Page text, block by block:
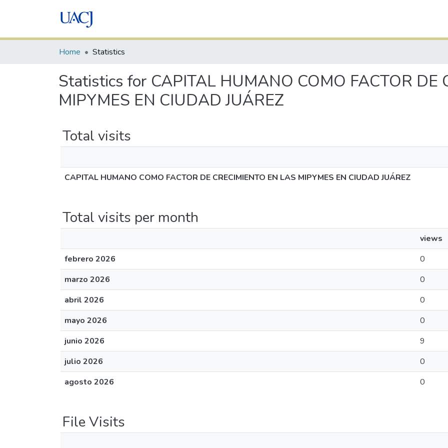
Home Statistics
Statistics for CAPITAL HUMANO COMO FACTOR DE
MIPYMES EN CIUDAD JUÁREZ
Total visits
CAPITAL HUMANO COMO FACTOR DE CRECIMIENTO EN LAS MIPYMES EN CIUDAD JUÁREZ
Total visits per month
views
febrero 2026
0
marzo 2026
0
abril 2026
0
mayo 2026
0
junio 2026
9
julio 2026
0
agosto 2026
0
File Visits